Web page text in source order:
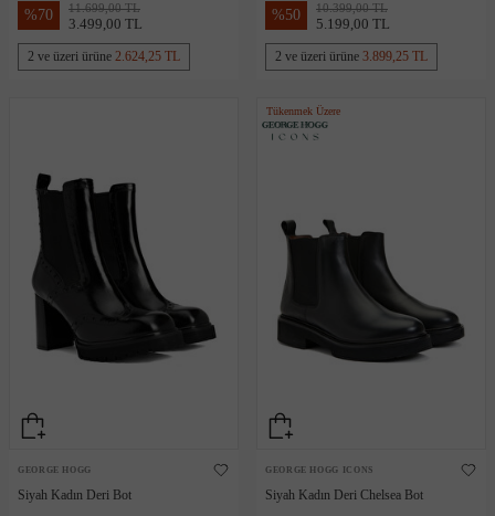
%70 11.699,00 TL
3.499,00 TL
2 ve üzeri ürüne 2.624,25 TL
%50 10.399,00 TL
5.199,00 TL
2 ve üzeri ürüne 3.899,25 TL
GEORGE HOGG
Siyah Kadın Deri Bot
Tükenmek Üzere
GEORGE HOGG ICONS
Siyah Kadın Deri Chelsea Bot